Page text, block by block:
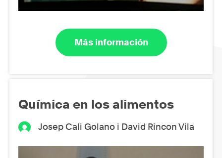
Más información
Química en los alimentos
Josep Cali Golano i David Rincon Vila